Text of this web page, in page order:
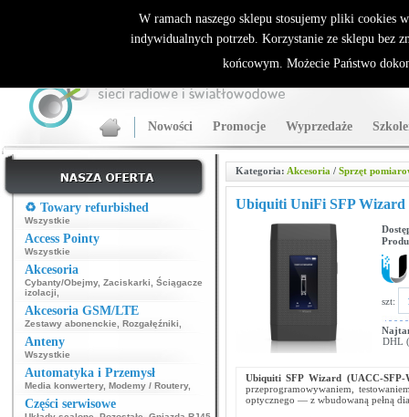
ALLNET.PL Sieci bezprzewodowe - generalny dystrybutor Sparklan
Nowości Promocje Wyprzedaże
♻️ Towary refurbished
Wszystkie
Access Pointy
Wszystkie
Akcesoria
Cybanty/Obejmy, Zaciskarki
Ściągacze
izolacji
Akcesoria GSM/LTE
Zestawy abonenckie Rozgałęźniki
Anteny
Wszystkie
Automatyka i Przemysł
Media konwertery, Modemy / Routery,
Części serwisowe
Kategoria: Akcesoria / Sprzęt
Ubiquiti UniFi SFP
szt:
DHL
Ubiquiti SFP Wizard (UACC-SFP-
przeprogramowywaniem,
optycznego — z wbudowaną pełną
W ramach naszego sklepu stosujemy pliki cookies
indywidualnych potrzeb. Korzystanie ze sklepu bez
końcowym. Możecie Państwo